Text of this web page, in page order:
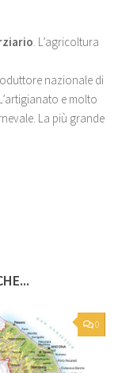
. L’agricoltura
nazionale di
e molto
La più grande
0